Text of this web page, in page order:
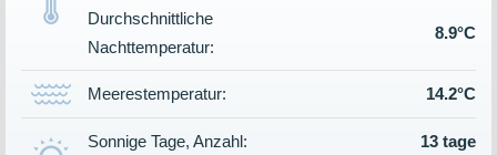
Durchschnittliche
Nachttemperatur:
8.9°C
Meerestemperatur: 14.2°C
Sonnige Tage, Anzahl:
13 tage